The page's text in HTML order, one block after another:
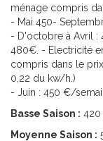
ménage compris
- Mai 450-
- D'octobre à Avril :
480€. - Electricité
compris dans le
0,22 du kw/h.)
- Juin : 450 €/
Basse Saison : 420
Moyenne Saison :